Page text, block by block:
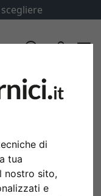
di
tua
nostro sito,
e